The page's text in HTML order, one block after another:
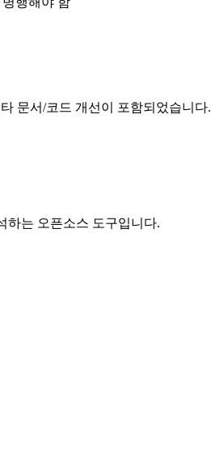
문서/코드 개선이 포함되었습니다.
하는 오픈소스 도구입니다.